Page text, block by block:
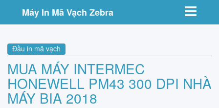
Toggle
Máy In Mã Vạch Zebra
Đầu in mã vạch
MUA MÁY INTERMEC
HONEWELL PM43 300 DPI NHÀ
MÁY BIA 2018